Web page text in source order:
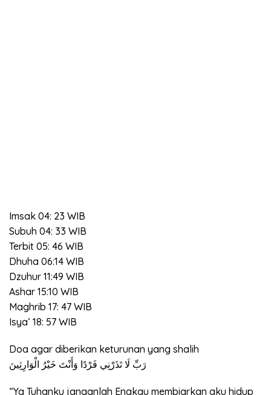
Imsak 04: 23 WIB
Subuh 04: 33 WIB
Terbit 05: 46 WIB
Dhuha 06:14 WIB
Dzuhur 11:49 WIB
Ashar 15:10 WIB
Maghrib 17: 47 WIB
Isya’ 18: 57 WIB
Doa agar diberikan keturunan yang shalih
رَبِّ لَا تَذَرْنِي فَرْدًا وَأَنْتَ خَيْرُ الْوَارِثِينَ
“Ya Tuhanku janganlah Engkau membiarkan aku hidup